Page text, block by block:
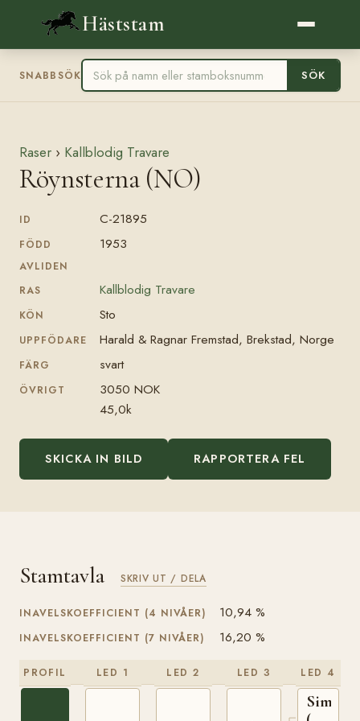
Häststam
SNABBSÖK SÖK
Raser › Kallblodig Travare
Röynsterna (NO)
ID C-21895
FÖDD 1953
AVLIDEN
RAS
Kallblodig Travare
KÖN Sto
UPPFÖDARE Harald & Ragnar Fremstad, Brekstad, Norge
FÄRG svart
ÖVRIGT
3050 NOK
45,0k
SKICKA IN BILD RAPPORTERA FEL
Stamtavla SKRIV UT / DELA
INAVELSKOEFFICIENT (4 NIVÅER) 10,94 %
INAVELSKOEFFICIENT (7 NIVÅER) 16,20 %
PROFIL LED 1 LED 2 LED 3 LED 4
Simson